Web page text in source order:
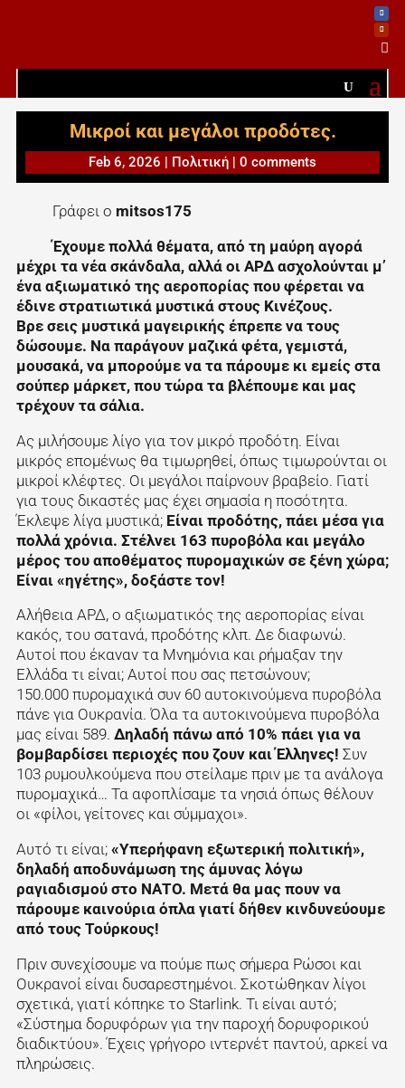

Μικροί και μεγάλοι προδότες.
Feb 6, 2026 | Πολιτική | 0 comments
Γράφει ο mitsos175
Έχουμε πολλά θέματα, από τη μαύρη αγορά
μέχρι τα νέα σκάνδαλα, αλλά οι ΑΡΔ ασχολούνται μ’
ένα αξιωματικό της αεροπορίας που φέρεται να
έδινε στρατιωτικά μυστικά στους Κινέζους.
Βρε σεις μυστικά μαγειρικής έπρεπε να τους
δώσουμε. Να παράγουν μαζικά φέτα, γεμιστά,
μουσακά, να μπορούμε να τα πάρουμε κι εμείς στα
σούπερ μάρκετ, που τώρα τα βλέπουμε και μας
τρέχουν τα σάλια.
Ας μιλήσουμε λίγο για τον μικρό προδότη. Είναι
μικρός επομένως θα τιμωρηθεί, όπως τιμωρούνται οι
μικροί κλέφτες. Οι μεγάλοι παίρνουν βραβείο. Γιατί
για τους δικαστές μας έχει σημασία η ποσότητα.
Έκλεψε λίγα μυστικά; Είναι προδότης, πάει μέσα για
πολλά χρόνια. Στέλνει 163 πυροβόλα και μεγάλο
μέρος του αποθέματος πυρομαχικών σε ξένη χώρα;
Είναι «ηγέτης», δοξάστε τον!
Αλήθεια ΑΡΔ, ο αξιωματικός της αεροπορίας είναι
κακός, του σατανά, προδότης κλπ. Δε διαφωνώ.
Αυτοί που έκαναν τα Μνημόνια και ρήμαξαν την
Ελλάδα τι είναι; Αυτοί που σας πετσώνουν;
150.000 πυρομαχικά συν 60 αυτοκινούμενα πυροβόλα
πάνε για Ουκρανία. Όλα τα αυτοκινούμενα πυροβόλα
μας είναι 589. Δηλαδή πάνω από 10% πάει για να
βομβαρδίσει περιοχές που ζουν και Έλληνες! Συν
103 ρυμουλκούμενα που στείλαμε πριν με τα ανάλογα
πυρομαχικά… Τα αφοπλίσαμε τα νησιά όπως θέλουν
οι «φίλοι, γείτονες και σύμμαχοι».
Αυτό τι είναι;«Υπερήφανη εξωτερική πολιτική»,
δηλαδή αποδυνάμωση της άμυνας λόγω
ραγιαδισμού στο ΝΑΤΟ. Μετά θα μας πουν να
πάρουμε καινούρια όπλα γιατί δήθεν κινδυνεύουμε
από τους Τούρκους!
Πριν συνεχίσουμε να πούμε πως σήμερα Ρώσοι και
Ουκρανοί είναι δυσαρεστημένοι. Σκοτώθηκαν λίγοι
σχετικά, γιατί κόπηκε το Starlink. Τι είναι αυτό;
«Σύστημα δορυφόρων για την παροχή δορυφορικού
διαδικτύου». Έχεις γρήγορο ιντερνέτ παντού, αρκεί να
πληρώσεις.